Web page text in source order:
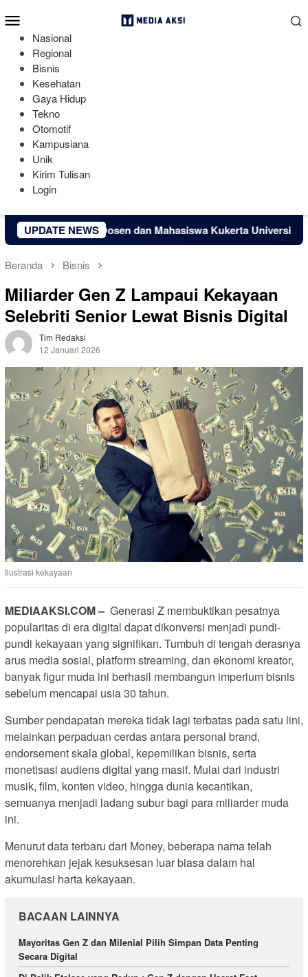
ke
kontenMobile
Nasional
Regional
Bisnis
Kesehatan
Gaya Hidup
Tekno
Otomotif
Kampusiana
Unik
Kirim Tulisan
Login
UPDATE NEWS
Kuapan, Dosen dan Mahasiswa Kukerta Universitas Riau
Beranda Bisnis
Miliarder Gen Z Lampaui Kekayaan
Selebriti Senior Lewat Bisnis Digital
Tim Redaksi
12 Januari 2026
Ilustrasi kekayaan
MEDIAAKSI.COM – Generasi Z membuktikan pesatnya
popularitas di era digital dapat dikonversi menjadi pundi-
pundi kekayaan yang signifikan. Tumbuh di tengah derasnya
arus media sosial, platform streaming, dan ekonomi kreator,
banyak figur muda ini berhasil membangun imperium bisnis
sebelum mencapai usia 30 tahun.
Sumber pendapatan mereka tidak lagi terbatas pada satu lini,
melainkan perpaduan cerdas antara personal brand,
endorsement skala global, kepemilikan bisnis, serta
monetisasi audiens digital yang masif. Mulai dari industri
musik, film, konten video, hingga dunia kecantikan,
semuanya menjadi ladang subur bagi para miliarder muda
ini.
Menurut data terbaru dari Money, beberapa nama telah
menorehkan jejak kesuksesan luar biasa dalam hal
akumulasi harta kekayaan.
BACAAN LAINNYA
Mayoritas Gen Z dan Milenial Pilih Simpan Data Penting
Secara Digital